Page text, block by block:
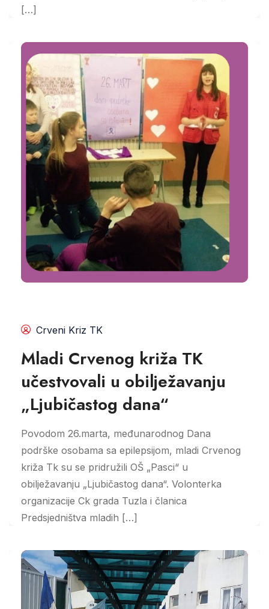
[…]
Crveni Kriz TK
Mladi Crvenog križa TK
učestvovali u obilježavanju
„Ljubičastog dana“
Povodom 26.marta, međunarodnog Dana
podrške osobama sa epilepsijom, mladi Crvenog
križa Tk su se pridružili OŠ „Pasci“ u
obilježavanju „Ljubičastog dana“. Volonterka
organizacije Ck grada Tuzla i članica
Predsjedništva mladih […]